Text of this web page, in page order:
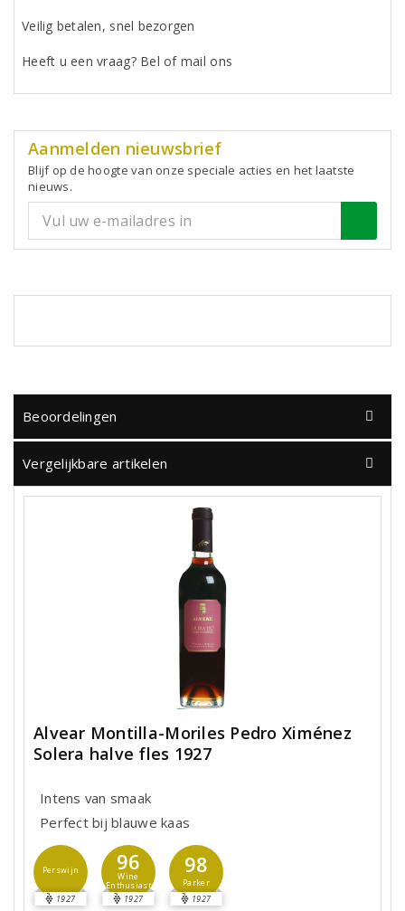
Veilig betalen, snel bezorgen
Heeft u een vraag? Bel of mail ons
Aanmelden nieuwsbrief
Blijf op de hoogte van onze speciale acties en het laatste
nieuws.
Beoordelingen
Vergelijkbare artikelen
Alvear Montilla-Moriles Pedro Ximénez
Solera halve fles 1927
Intens van smaak
Perfect bij blauwe kaas
Perswijn
1927
96
Wine
Enthusiast
1927
98
Parker
1927